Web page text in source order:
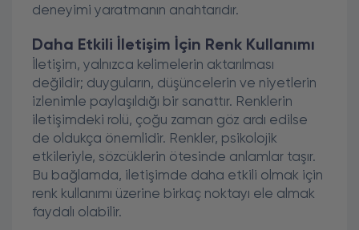
deneyimi yaratmanın anahtarıdır.
Daha Etkili İletişim İçin Renk Kullanımı
İletişim, yalnızca kelimelerin aktarılması
değildir; duyguların, düşüncelerin ve niyetlerin
izlenimle paylaşıldığı bir sanattır. Renklerin
iletişimdeki rolü, çoğu zaman göz ardı edilse
de oldukça önemlidir. Renkler, psikolojik
etkileriyle, sözcüklerin ötesinde anlamlar taşır.
Bu bağlamda, iletişimde daha etkili olmak için
renk kullanımı üzerine birkaç noktayı ele almak
faydalı olabilir.